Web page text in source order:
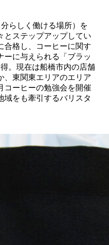
分らしく働ける場所）を
とステップアップしてい
合格し、コーヒーに関す
ーに与えられる「ブラッ
。現在は船橋市内の店舗
、東関東エリアのエリア
コーヒーの勉強会を開催
域をも牽引するバリスタ